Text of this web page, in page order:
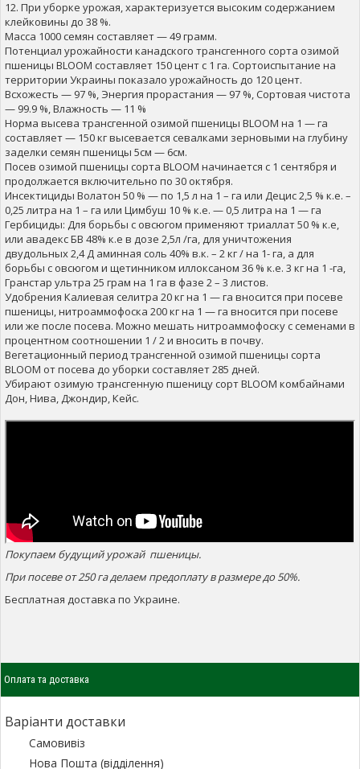
12. При уборке урожая, характеризуется высоким содержанием
клейковины до 38 %.
Масса 1000 семян составляет — 49 грамм.
Потенциал урожайности канадского трансгенного сорта озимой
пшеницы BLOOM составляет 150 цент с 1 га. Сортоиспытание на
территории Украины показало урожайность до 120 цент.
Всхожесть — 97 %, Энергия прорастания — 97 %, Сортовая чистота
— 99.9 %, Влажность — 11 %
Норма высева трансгенной озимой пшеницы BLOOM на 1 — га
составляет — 150 кг высевается севалками зерновыми на глубину
заделки семян пшеницы 5см — 6см.
Посев озимой пшеницы сорта BLOOM начинается с 1 сентября и
продолжается включительно по 30 октября.
Инсектициды Волатон 50 % — по 1,5 л на 1 – га или Децис 2,5 % к.е. –
0,25 литра на 1 – га или Цимбуш 10 % к.е. — 0,5 литра на 1 — га
Гербициды: Для борьбы с овсюгом применяют триаллат 50 % к.е,
или авадекс БВ 48% к.е в дозе 2,5л /га, для уничтожения
двудольных 2,4 Д аминная соль 40% в.к. – 2 кг / на 1- га, а для
борьбы с овсюгом и щетинником иллоксаном 36 % к.е. 3 кг на 1 -га,
Гранстар ультра 25 грам на 1 га в фазе 2 – 3 листов.
Удобрения Калиевая селитра 20 кг на 1 — га вносится при посеве
пшеницы, нитроаммофоска 200 кг на 1 — га вносится при посеве
или же после посева. Можно мешать нитроаммофоску с семенами в
процентном соотношении 1 / 2 и вносить в почву.
Вегетационный период трансгенной озимой пшеницы сорта
BLOOM от посева до уборки составляет 285 дней.
Убирают озимую трансгенную пшеницу сорт BLOOM комбайнами
Дон, Нива, Джондир, Кейс.
Покупаем будущий урожай пшеницы.
При посеве от 250 га делаем предоплату в размере до 50%.
Бесплатная доставка по Украине.
Оплата та доставка
Варіанти доставки
Самовивіз
Нова Пошта (відділення)